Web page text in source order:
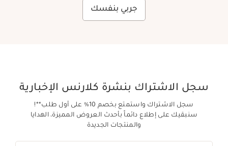
جربي بنفسك
سجل الاشتراك بنشرة كلارنس الإخبارية
سجل الاشتراك واستمتع بخصم 10% على أول طلب**!
سنبقيك على إطلاع دائماً بأحدث العروض المميزة، الهدايا
والمنتجات الجديدة